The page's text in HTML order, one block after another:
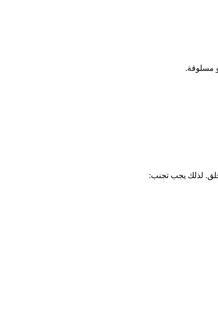
مسلوقة.
لذلك يجب تجنب: